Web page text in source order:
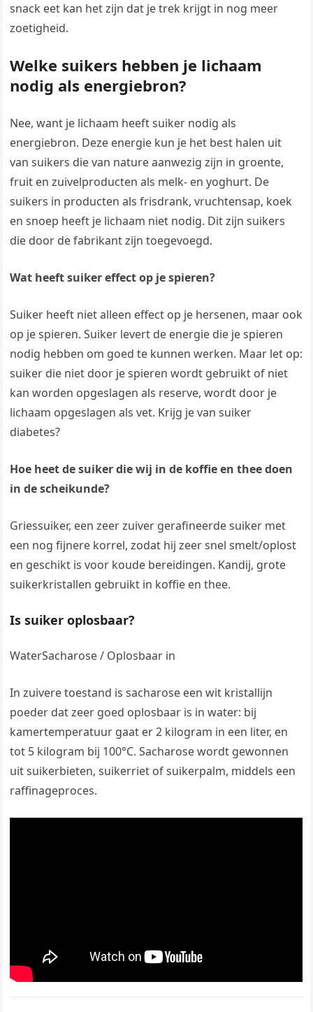
snack eet kan het zijn dat je trek krijgt in nog meer
zoetigheid.
Welke suikers hebben je lichaam
nodig als energiebron?
Nee, want je lichaam heeft suiker nodig als
energiebron. Deze energie kun je het best halen uit
van suikers die van nature aanwezig zijn in groente,
fruit en zuivelproducten als melk- en yoghurt. De
suikers in producten als frisdrank, vruchtensap, koek
en snoep heeft je lichaam niet nodig. Dit zijn suikers
die door de fabrikant zijn toegevoegd.
Wat heeft suiker effect op je spieren?
Suiker heeft niet alleen effect op je hersenen, maar ook
op je spieren. Suiker levert de energie die je spieren
nodig hebben om goed te kunnen werken. Maar let op:
suiker die niet door je spieren wordt gebruikt of niet
kan worden opgeslagen als reserve, wordt door je
lichaam opgeslagen als vet. Krijg je van suiker
diabetes?
Hoe heet de suiker die wij in de koffie en thee doen
in de scheikunde?
Griessuiker, een zeer zuiver gerafineerde suiker met
een nog fijnere korrel, zodat hij zeer snel smelt/oplost
en geschikt is voor koude bereidingen. Kandij, grote
suikerkristallen gebruikt in koffie en thee.
Is suiker oplosbaar?
WaterSacharose / Oplosbaar in
In zuivere toestand is sacharose een wit kristallijn
poeder dat zeer goed oplosbaar is in water: bij
kamertemperatuur gaat er 2 kilogram in een liter, en
tot 5 kilogram bij 100°C. Sacharose wordt gewonnen
uit suikerbieten, suikerriet of suikerpalm, middels een
raffinageproces.